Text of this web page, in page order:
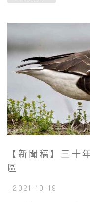
【新聞稿】三十
區
| 2021-10-19